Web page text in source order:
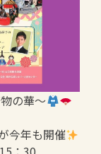
の華～
今年も開催